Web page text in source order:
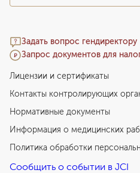
Задать вопрос гендиректору
Запрос документов для
Лицензии и сертификаты
Контакты контролирующих
Нормативные документы
Информация о медицинских
Политика обработки
Сообщить о событии в JCI